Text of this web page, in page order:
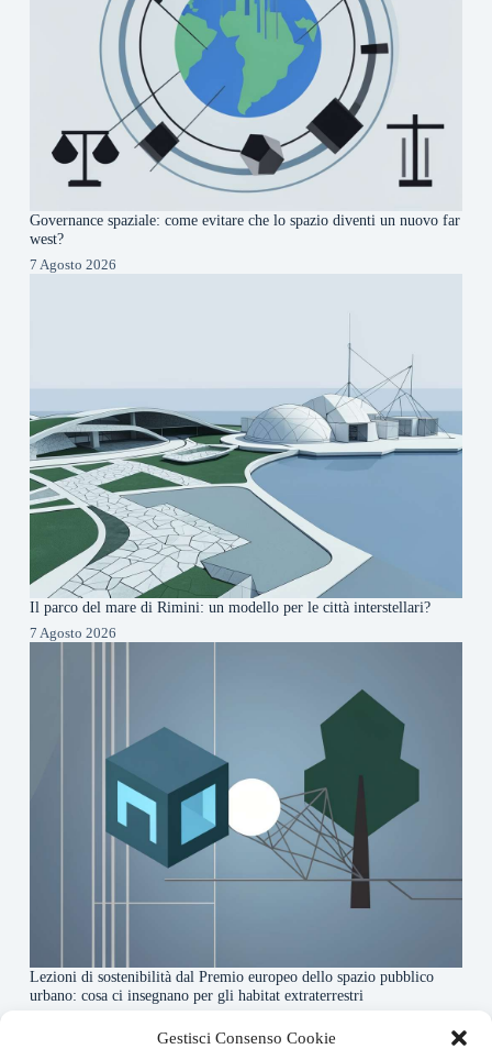
Gestisci Consenso Cookie
Governance spaziale: come evitare che lo spazio diventi un nuovo far
west?
7 Agosto 2026
Il parco del mare di Rimini: un modello per le città interstellari?
7 Agosto 2026
Lezioni di sostenibilità dal Premio europeo dello spazio pubblico
urbano: cosa ci insegnano per gli habitat extraterrestri